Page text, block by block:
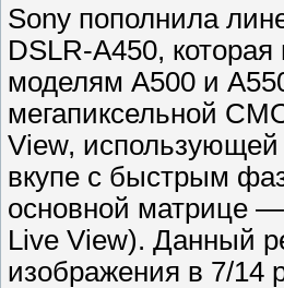
Sony пополнила
DSLR-A450,
моделям A500 и
мегапиксельной
View,
вкупе с быстрым
основной матрице
Live View). Данный
изображения в 7/14